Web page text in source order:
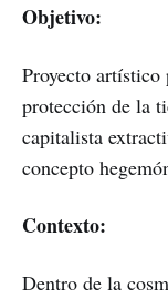
Objetivo:
Proyecto
protección de la
capitalista
concepto
Contexto:
Dentro de la